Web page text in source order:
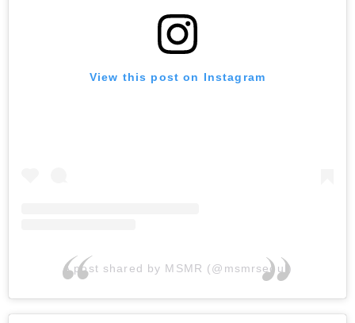
View this post on Instagram
A post shared by MSMR (@msmrseoul)